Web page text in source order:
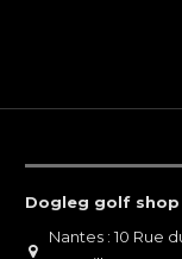
Dogleg golf shop
Nantes : 10 Rue